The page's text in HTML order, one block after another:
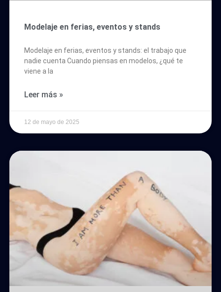
Modelaje en ferias, eventos y stands
Modelaje en ferias, eventos y stands: el trabajo que
nadie cuenta Cuando piensas en modelos, ¿qué te
viene a la
Leer más »
12 de mayo de 2025